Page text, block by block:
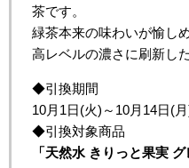
茶です。
緑茶本来の味わいが愉し
高レベルの濃さに刷新し
◆引換期間
10月1日(火)～10月14日(
◆引換対象商品
「 天然水 きりっと果実 グ